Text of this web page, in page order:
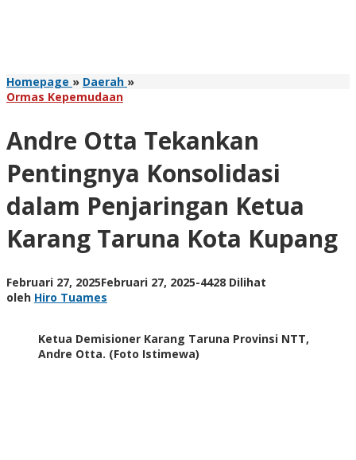
Homepage » Daerah »Andre
Konsolidasi
Penjaringan
Ketua
Karang
Taruna
Kota
Kupang
Ormas Kepemudaan
Andre Otta Tekankan
Pentingnya Konsolidasi
dalam Penjaringan Ketua
Karang Taruna Kota Kupang
Februari 27, 2025Februari 27, 2025oleh
-4428 Dilihat
oleh Hiro Tuames
Ketua Demisioner Karang Taruna Provinsi NTT,
Andre Otta. (Foto Istimewa)